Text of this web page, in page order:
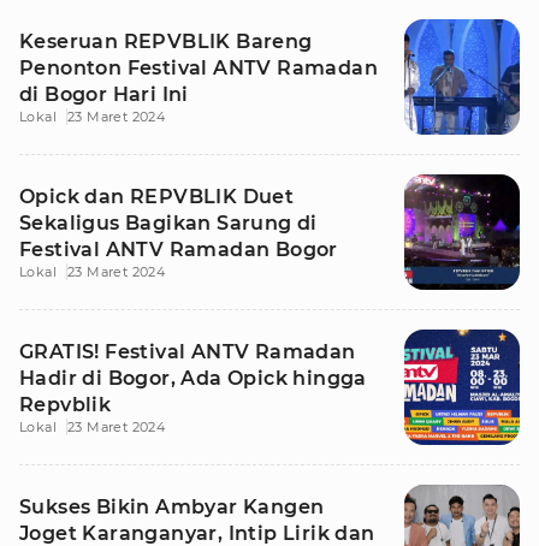
Keseruan REPVBLIK Bareng
Penonton Festival ANTV Ramadan
di Bogor Hari Ini
Lokal 23 Maret 2024
Opick dan REPVBLIK Duet
Sekaligus Bagikan Sarung di
Festival ANTV Ramadan Bogor
Lokal 23 Maret 2024
GRATIS! Festival ANTV Ramadan
Hadir di Bogor, Ada Opick hingga
Repvblik
Lokal 23 Maret 2024
Sukses Bikin Ambyar Kangen
Joget Karanganyar, Intip Lirik dan